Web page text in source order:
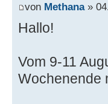
von Methana»
Hallo!
Vom 9-11
Wochenende